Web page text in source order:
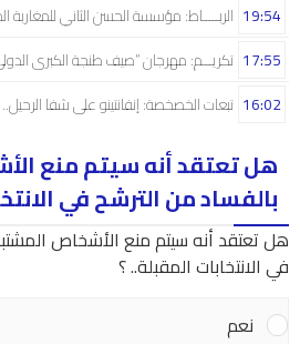
الربـــــاط: مؤسسة الحسن الثاني للمغاربة 19:54
تكريـــم: مهرجان “صيف طنجة الكبرى 17:55
تبعات الخصخصة: إنفانتينو على شفا 16:02
هل تعتقد أنه سيتم منع
بالفساد من الترشح في
هل تعتقد أنه سيتم منع الأشخاص
في الانتخابات المقبلة.. ؟
نعم